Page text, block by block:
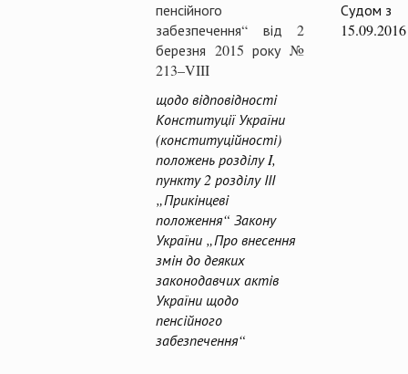
пенсійного
забезпечення“ від 2
березня 2015 року №
213–VIII
щодо відповідності
Конституції України
(конституційності)
положень розділу I,
пункту 2 розділу ІІІ
„Прикінцеві
положення“ Закону
України „Про внесення
змін до деяких
законодавчих актів
України щодо
пенсійного
забезпечення“
Судом з
15.09.2016